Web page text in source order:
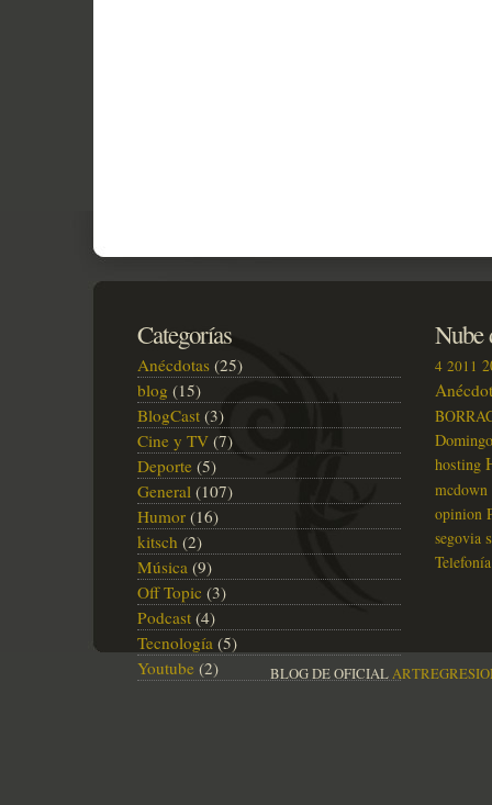
Categorías
Anécdotas (25)
blog (15)
BlogCast (3)
Cine y TV (7)
Deporte (5)
General (107)
Humor (16)
kitsch (2)
Música (9)
Off Topic (3)
Podcast (4)
Tecnología (5)
Youtube (2)
Nube
4 2011
Domingo
hosting
mcdown
opinion
segovia
Telefonía
BLOG DE OFICIAL